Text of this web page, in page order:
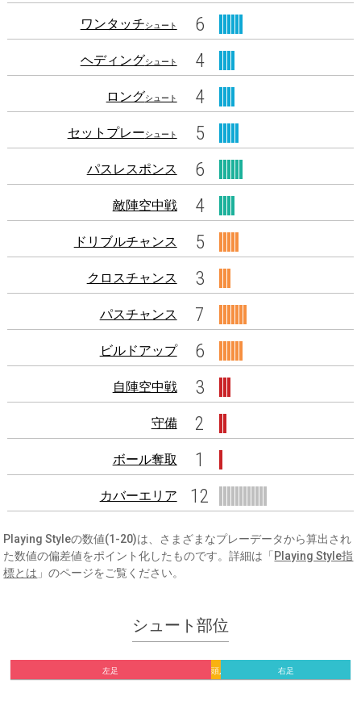
ワンタッチシュート 6
ヘディングシュート 4
ロングシュート 4
セットプレーシュート 5
パスレスポンス 6
敵陣空中戦 4
ドリブルチャンス 5
クロスチャンス 3
パスチャンス 7
ビルドアップ 6
自陣空中戦 3
守備 2
ボール奪取 1
カバーエリア 12
Playing Styleの数値(1-20)は、さまざまなプレーデータから算出され
た数値の偏差値をポイント化したものです。詳細は「 Playing Style指
標とは 」のページをご覧ください。
シュート部位
左足 頭, 右足